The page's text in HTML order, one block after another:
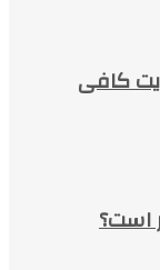
کافی
است؟